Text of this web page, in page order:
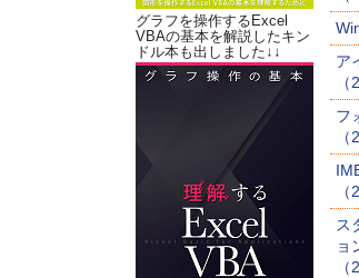
グラフを操作するExcel
VBAの基本を解説したキン
ドル本も出しました↓↓
ア
フ
ス
ョ